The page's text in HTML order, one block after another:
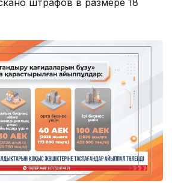
штрафов в размере 18